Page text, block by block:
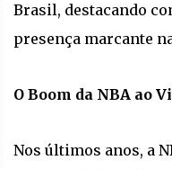
Brasil, destacando
presença marcante
O Boom da NBA ao
Nos últimos anos, a